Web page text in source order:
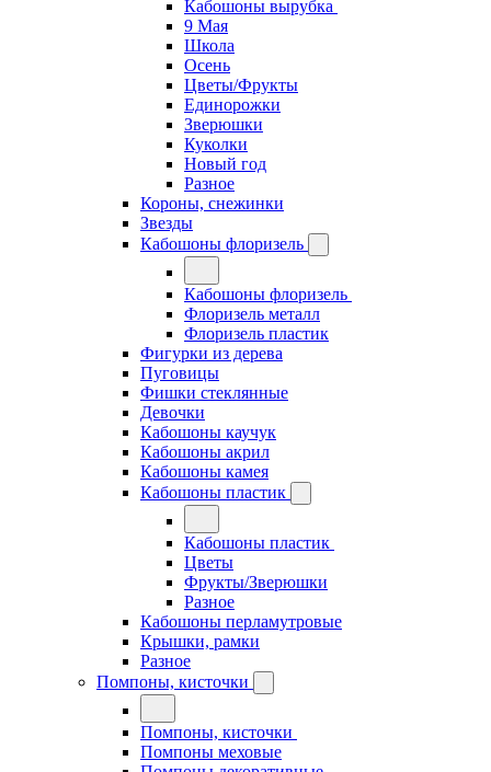
Кабошоны вырубка
9 Мая
Школа
Осень
Цветы/Фрукты
Единорожки
Зверюшки
Куколки
Новый год
Разное
Короны, снежинки
Звезды
Кабошоны флоризель
Кабошоны флоризель
Флоризель металл
Флоризель пластик
Фигурки из дерева
Пуговицы
Фишки стеклянные
Девочки
Кабошоны каучук
Кабошоны акрил
Кабошоны камея
Кабошоны пластик
Кабошоны пластик
Цветы
Фрукты/Зверюшки
Разное
Кабошоны перламутровые
Крышки, рамки
Разное
Помпоны, кисточки
Помпоны, кисточки
Помпоны меховые